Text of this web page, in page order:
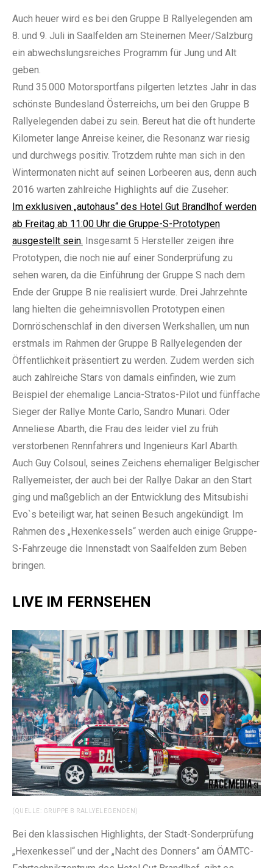
Auch heuer wird es bei den Gruppe B Rallyelegenden am
8. und 9. Juli in Saalfelden am Steinernen Meer/Salzburg
ein abwechslungsreiches Programm für Jung und Alt
geben.
Rund 35.000 Motorsportfans pilgerten letztes Jahr in das
schönste Bundesland Österreichs, um bei den Gruppe B
Rallyelegenden dabei zu sein. Bereut hat die oft hunderte
Kilometer lange Anreise keiner, die Resonanz war riesig
und durchwegs positiv. Trotzdem ruhte man sich in den
Wintermonaten nicht auf seinen Lorbeeren aus, denn auch
2016 warten zahlreiche Highlights auf die Zuseher:
Im exklusiven „autohaus“ des Hotel Gut Brandlhof werden
ab Freitag ab 11:00 Uhr die Gruppe-S-Prototypen
ausgestellt sein. Insgesamt 5 Hersteller zeigen ihre
Prototypen, die noch nie auf einer Sonderprüfung zu
sehen waren, da die Einführung der Gruppe S nach dem
Ende der Gruppe B nie realisiert wurde. Drei Jahrzehnte
lang hielten die geheimnisvollen Prototypen einen
Dornröschenschlaf in den diversen Werkshallen, um nun
erstmals im Rahmen der Gruppe B Rallyelegenden der
Öffentlichkeit präsentiert zu werden. Zudem werden sich
auch zahlreiche Stars von damals einfinden, wie zum
Beispiel der ehemalige Lancia-Stratos-Pilot und fünffache
Sieger der Rallye Monte Carlo, Sandro Munari. Oder
Anneliese Abarth, die Frau des leider viel zu früh
verstorbenen Rennfahrers und Ingenieurs Karl Abarth.
Auch Guy Colsoul, seines Zeichens ehemaliger Belgischer
Rallyemeister, der auch bei der Rallye Dakar an den Start
ging und maßgeblich an der Entwicklung des Mitsubishi
Evo`s beteiligt war, hat seinen Besuch angekündigt. Im
Rahmen des „Hexenkessels“ werden auch einige Gruppe-
S-Fahrzeuge die Innenstadt von Saalfelden zum Beben
bringen.
LIVE IM FERNSEHEN
(QUELLE: GRUPPE B RALLYELEGENDEN)
Bei den klassischen Highlights, der Stadt-Sonderprüfung
„Hexenkessel“ und der „Nacht des Donners“ am ÖAMTC-